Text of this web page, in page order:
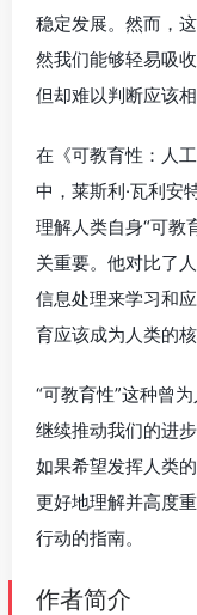
稳定发展。然而，
然我们能够轻易吸
但却难以判断应该相
在《可教育性：人
中，莱斯利·瓦利安
理解人类自身“可教
关重要。他对比了
信息处理来学习和
育应该成为人类的核
“可教育性”这种曾
继续推动我们的进
如果希望发挥人类
更好地理解并高度
行动的指南。
作者简介